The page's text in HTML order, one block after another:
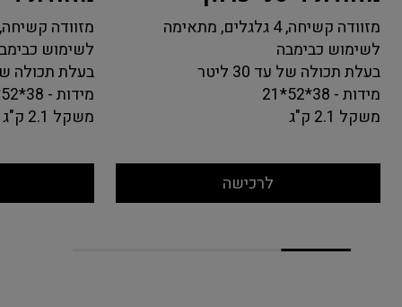
מזוודה קשיחה, 4 גלגלים, מתאימה
לשימוש כבימבה
בעלת תכולה של עד 30 ליטר
מידות - 38*52*21
משקל 2.1 ק"ג
לרכישה
לשימוש
בעלת תכולה של עד
מידות - 38*52*21
משקל 2.1 ק"ג